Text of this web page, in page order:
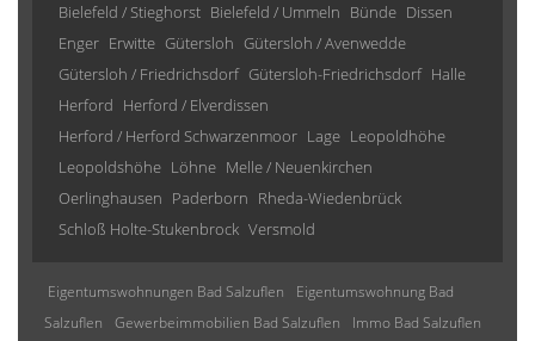
Bielefeld / Stieghorst Bielefeld / Ummeln Bünde Dissen
Enger Erwitte Gütersloh Gütersloh / Avenwedde
Gütersloh / Friedrichsdorf Gütersloh-Friedrichsdorf Halle
Herford Herford / Elverdissen
Herford / Herford Schwarzenmoor Lage Leopoldhöhe
Leopoldshöhe Löhne Melle / Neuenkirchen
Oerlinghausen Paderborn Rheda-Wiedenbrück
Schloß Holte-Stukenbrock Versmold
Eigentumswohnungen Bad Salzuflen
Eigentumswohnung Bad
Salzuflen
Gewerbeimmobilien Bad Salzuflen
Immo Bad Salzuflen